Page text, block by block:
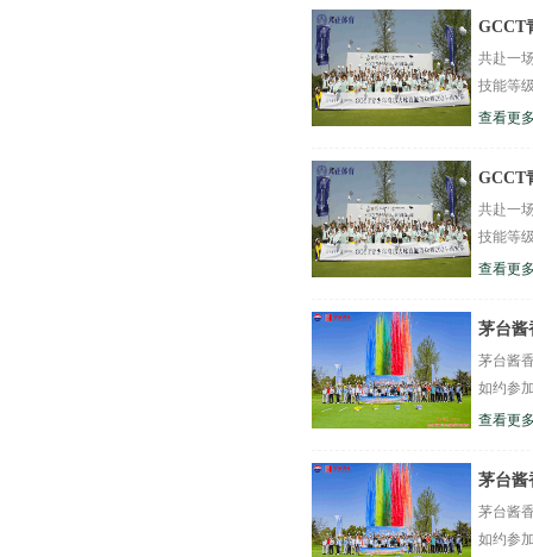
GCCT
共赴一
技能等
查看更
GCCT
共赴一
技能等
查看更
茅台酱
茅台酱
如约参
查看更
茅台酱
茅台酱
如约参